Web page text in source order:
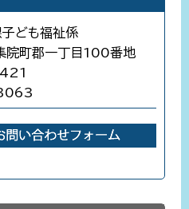
ども福祉係
町郡一丁目100番地